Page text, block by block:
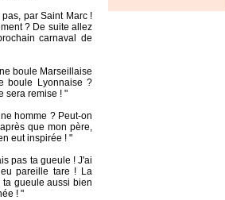
par Saint Marc !
? De suite allez
carnaval de
boule Marseillaise
boule Lyonnaise ?
sera remise ! "
homme ? Peut-on
que mon père,
eut inspirée ! "
pas ta gueule ! J'ai
pareille tare ! La
gueule aussi bien
! "